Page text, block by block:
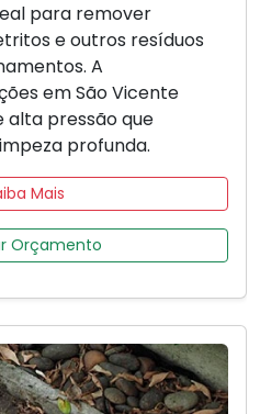
para remover
e outros resíduos
A
em São Vicente
alta pressão que
profunda.
Mais
Orçamento